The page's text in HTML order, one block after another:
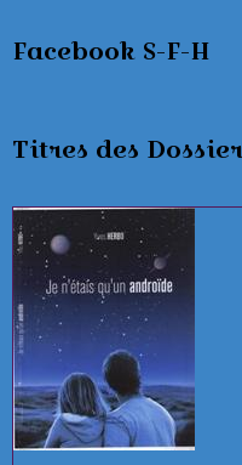
Facebook S-F-H
Titres des